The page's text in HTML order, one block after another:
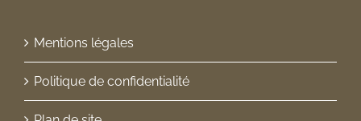
Mentions légales
Politique de confidentialité